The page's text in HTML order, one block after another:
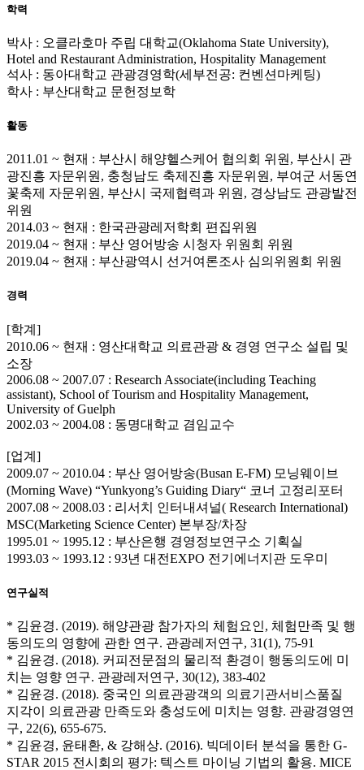
학력
박사 : 오클라호마 주립 대학교(Oklahoma State University),
Hotel and Restaurant Administration, Hospitality Management
석사 : 동아대학교 관광경영학(세부전공: 컨벤션마케팅)
학사 : 부산대학교 문헌정보학
활동
2011.01 ~ 현재 : 부산시 해양헬스케어 협의회 위원, 부산시 관
광진흥 자문위원, 충청남도 축제진흥 자문위원, 부여군 서동연
꽃축제 자문위원, 부산시 국제협력과 위원, 경상남도 관광발전
위원
2014.03 ~ 현재 : 한국관광레저학회 편집위원
2019.04 ~ 현재 : 부산 영어방송 시청자 위원회 위원
2019.04 ~ 현재 : 부산광역시 선거여론조사 심의위원회 위원
경력
[학계]
2010.06 ~ 현재 : 영산대학교 의료관광 & 경영 연구소 설립 및
소장
2006.08 ~ 2007.07 : Research Associate(including Teaching
assistant), School of Tourism and Hospitality Management,
University of Guelph
2002.03 ~ 2004.08 : 동명대학교 겸임교수
[업계]
2009.07 ~ 2010.04 : 부산 영어방송(Busan E-FM) 모닝웨이브
(Morning Wave) “Yunkyong’s Guiding Diary“ 코너 고정리포터
2007.08 ~ 2008.03 : 리서치 인터내셔널( Research International)
MSC(Marketing Science Center) 본부장/차장
1995.01 ~ 1995.12 : 부산은행 경영정보연구소 기획실
1993.03 ~ 1993.12 : 93년 대전EXPO 전기에너지관 도우미
연구실적
* 김윤경. (2019). 해양관광 참가자의 체험요인, 체험만족 및 행
동의도의 영향에 관한 연구. 관광레저연구, 31(1), 75-91
* 김윤경. (2018). 커피전문점의 물리적 환경이 행동의도에 미
치는 영향 연구. 관광레저연구, 30(12), 383-402
* 김윤경. (2018). 중국인 의료관광객의 의료기관서비스품질
지각이 의료관광 만족도와 충성도에 미치는 영향. 관광경영연
구, 22(6), 655-675.
* 김윤경, 윤태환, & 강해상. (2016). 빅데이터 분석을 통한 G-
STAR 2015 전시회의 평가: 텍스트 마이닝 기법의 활용. MICE